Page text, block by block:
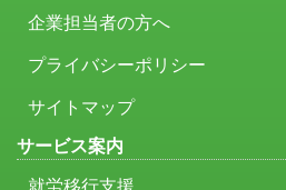
企業担当者の方へ
プライバシーポリシー
サイトマップ
サービス案内
就労移行支援